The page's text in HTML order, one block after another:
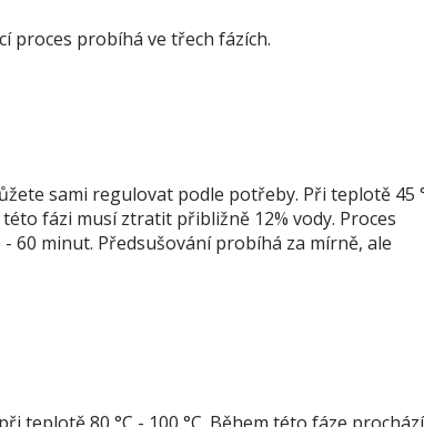
proces probíhá ve třech fázích.
sami regulovat podle potřeby. Při teplotě 45
fázi musí ztratit přibližně 12% vody. Proces
60 minut. Předsušování probíhá za mírně, ale